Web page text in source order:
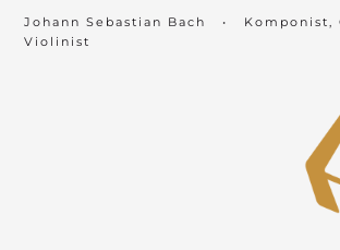
Mitglieder
Johann Sebastian Bach • Komponist,
Violinist